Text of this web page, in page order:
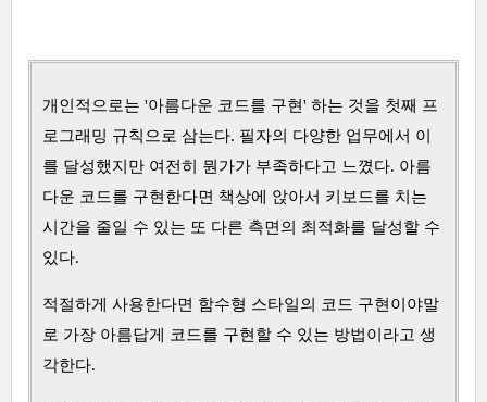
개인적으로는 '아름다운 코드를 구현' 하는 것을 첫째 프
로그래밍 규칙으로 삼는다. 필자의 다양한 업무에서 이
를 달성했지만 여전히 뭔가가 부족하다고 느꼈다. 아름
다운 코드를 구현한다면 책상에 앉아서 키보드를 치는
시간을 줄일 수 있는 또 다른 측면의 최적화를 달성할 수
있다.
적절하게 사용한다면 함수형 스타일의 코드 구현이야말
로 가장 아름답게 코드를 구현할 수 있는 방법이라고 생
각한다.